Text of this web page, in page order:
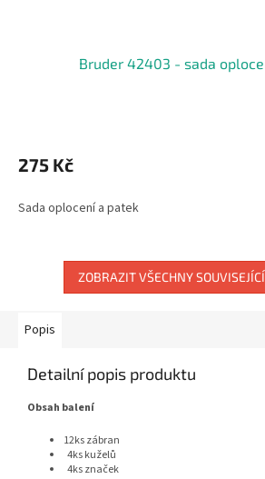
Bruder 42403 - sada
275 Kč
Sada oplocení a patek
ZOBRAZIT VŠECHNY
Popis
Detailní popis produktu
Obsah balení
12ks zábran
4ks kuželů
4ks značek